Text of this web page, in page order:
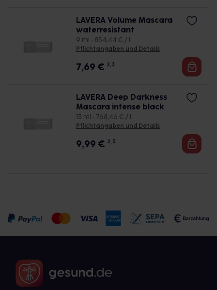
LAVERA Volume Mascara
waterresistant
9 ml • 854,44 € / l
Pflichtangaben und Details
7,69 € 2, 3
LAVERA Deep Darkness
Mascara intense black
13 ml • 768,46 € / l
Pflichtangaben und Details
9,99 € 2, 3